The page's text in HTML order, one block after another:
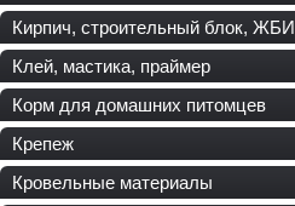
Кирпич, строительный блок, ЖБИ
Клей, мастика, праймер
Корм для домашних питомцев
Крепеж
Кровельные материалы